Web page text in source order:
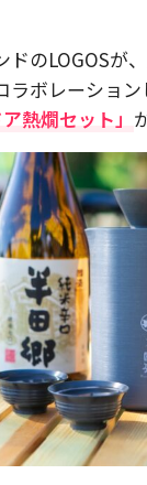
ドのLOGOSが
ラボレーショ
熱燗セット」